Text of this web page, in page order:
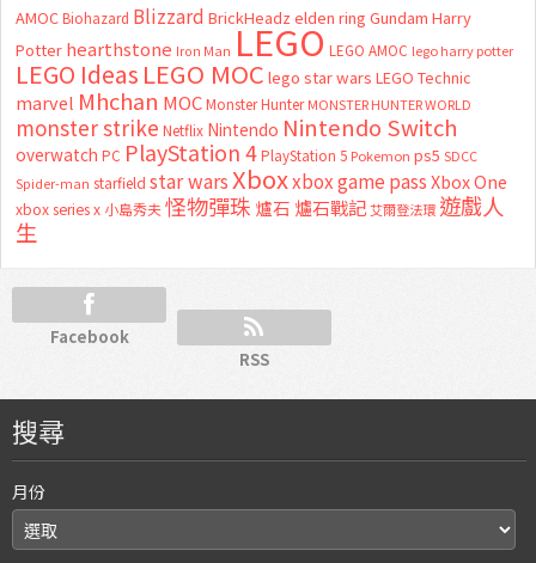
AMOC Biohazard Blizzard BrickHeadz elden ring Gundam Harry
Potter hearthstone Iron Man LEGO LEGO AMOC lego harry potter
LEGO Ideas LEGO MOC lego star wars LEGO Technic
marvel Mhchan MOC Monster Hunter MONSTER HUNTER WORLD
monster strike Netflix Nintendo Nintendo Switch
overwatch PC PlayStation 4 PlayStation 5 Pokemon ps5 SDCC
Spider-man starfield star warsXboxxbox game passXbox One
xbox series x 小島秀夫怪物彈珠 爐石 爐石戰記艾爾登法環 遊戲人
生
Facebook
RSS
搜尋
月份